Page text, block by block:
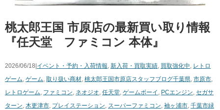
桃太郎王国 市原店の最新買い取り情報
『任天堂 ファミコン 本体』
2026/06/18| イベント・予約・入荷情報, 新入荷・買取実績, 買取強化中, レトロ
ゲーム, ゲーム, 取り扱い商材, 桃太郎王国市原店スタッフブログ千葉県, 市原市,
レトロゲーム, ファミコン, ネオジオ, 任天堂, ゲームボーイ , PCエンジン, セガサ
ターン, 木更津市, プレイステーション, スーパーファミコン, 袖ヶ浦市, 千葉市緑